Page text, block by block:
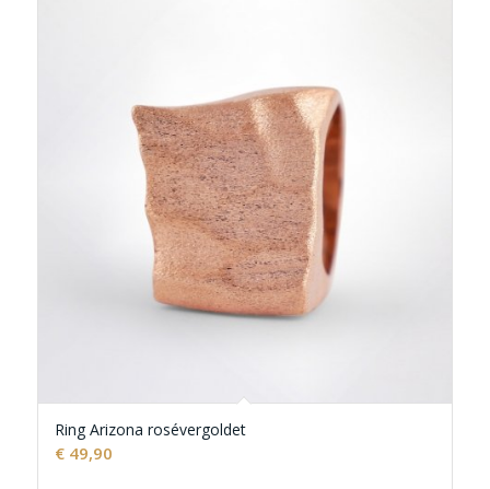
Ring Arizona rosévergoldet
€49,90